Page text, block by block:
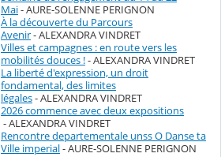
Mai- AURE-SOLENNE PERIGNON
À la découverte du Parcours
Avenir- ALEXANDRA VINDRET
Villes et campagnes : en route vers les
mobilités douces !- ALEXANDRA VINDRET
La liberté d'expression, un droit
fondamental, des limites
légales- ALEXANDRA VINDRET
2026 commence avec deux expositions
- ALEXANDRA VINDRET
Rencontre departementale unss O Danse ta
Ville imperial- AURE-SOLENNE PERIGNON